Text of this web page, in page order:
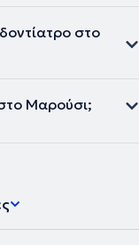
στο
Μαρούσι;